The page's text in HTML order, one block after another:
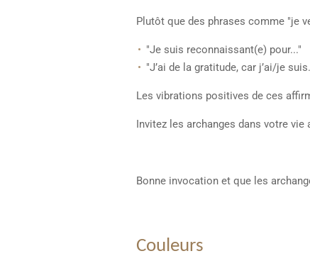
Plutôt que des phrases comme "je
"Je suis reconnaissant(e) pour..."
"J’ai de la gratitude, car j’ai/je
Les vibrations positives de ces
Invitez les archanges dans votre
Bonne invocation et que les
Couleurs